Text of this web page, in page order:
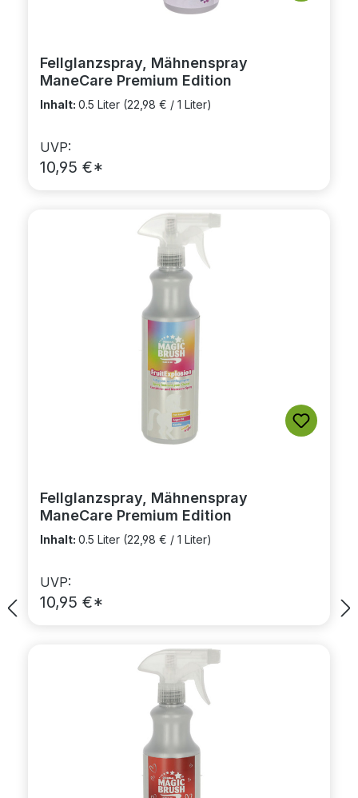
Fellglanzspray, Mähnenspray
ManeCare Premium Edition
Inhalt: 0.5 Liter (22,98 € / 1 Liter)
UVP:
10,95 €*
Fellglanzspray, Mähnenspray
ManeCare Premium Edition
Inhalt: 0.5 Liter (22,98 € / 1 Liter)
UVP:
10,95 €*